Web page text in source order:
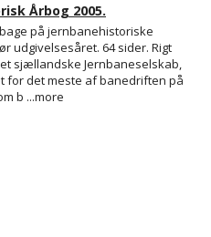
Årbog 2005.
på jernbanehistoriske
udgivelsesåret. 64 sider. Rigt
sjællandske Jernbaneselskab,
for det meste af banedriften på
b ...more